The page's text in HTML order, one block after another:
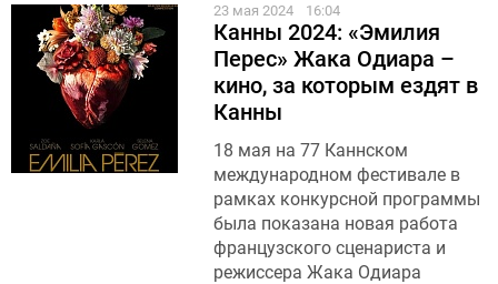
23 мая 2024 16:04
Канны 2024: «Эмилия
Перес» Жака Одиара –
кино, за которым ездят в
Канны
18 мая на 77 Каннском
международном фестивале в
рамках конкурсной программы
была показана новая работа
французского сценариста и
режиссера Жака Одиара